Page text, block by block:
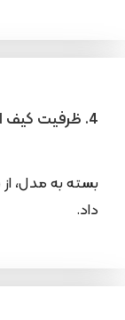
4. ظرفیت کیف ابزار کنزاکس چقدر است؟
داد.